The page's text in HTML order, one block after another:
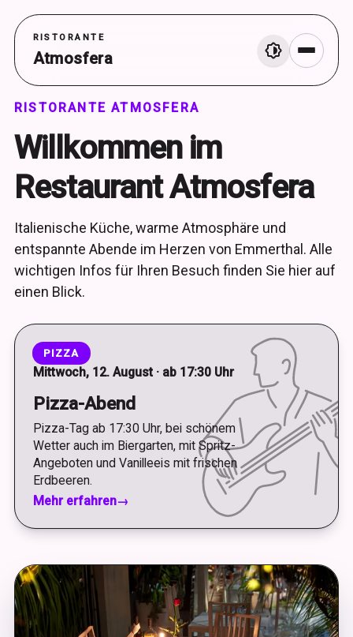
RISTORANTE
Atmosfera Menü
RISTORANTE ATMOSFERA
Willkommen im
Restaurant Atmosfera
Italienische Küche, warme Atmosphäre und
entspannte Abende im Herzen von Emmerthal. Alle
wichtigen Infos für Ihren Besuch finden Sie hier auf
einen Blick.
PIZZA
Mittwoch, 12. August · ab 17:30 Uhr
Pizza-Abend
Pizza-Tag ab 17:30 Uhr, bei schönem
Wetter auch im Biergarten, mit Spritz-
Angeboten und Vanilleeis mit frischen
Erdbeeren.
Mehr erfahren→